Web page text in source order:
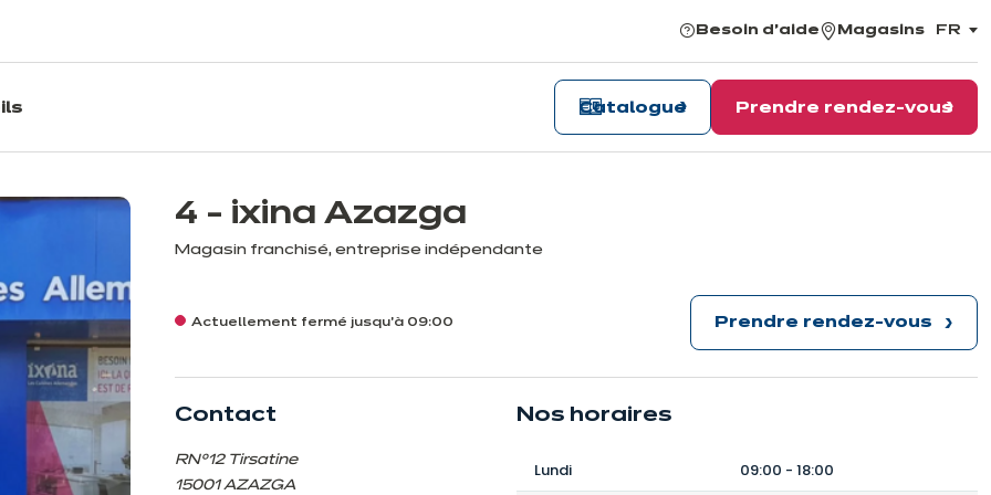
Besoin d'aide Magasins FR
,
Prendre rendez-vous
Catalogue
4 - ixina Azazga
Magasin franchisé, entreprise indépendante
Actuellement fermé jusqu'à 09:00 Prendre rendez-vous
Contact
RN°12 Tirsatine
15001 AZAZGA
Nos horaires
Lundi 09:00 - 18:00